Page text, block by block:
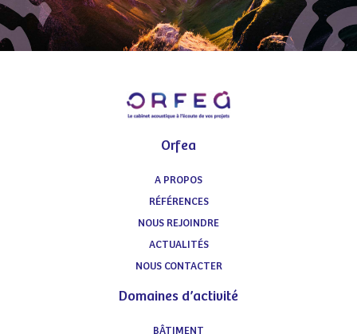
Orfea
A PROPOS
RÉFÉRENCES
NOUS REJOINDRE
ACTUALITÉS
NOUS CONTACTER
Domaines d’activité
BÂTIMENT